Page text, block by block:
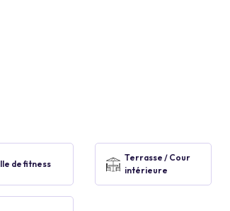
de fitness
Terrasse / Cour
intérieure